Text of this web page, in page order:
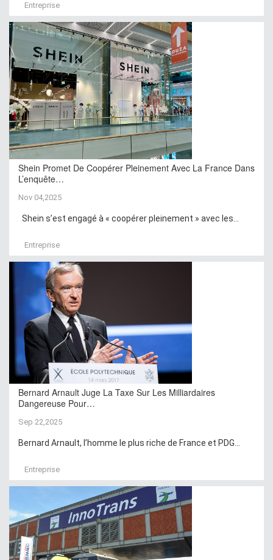
Entreprise
Shein Promet De Coopérer Pleinement Avec La France Dans
L’enquête…
Nov 04,2025
Shein s’est engagé à « coopérer pleinement » avec les...
Entreprise
Bernard Arnault Juge La Taxe Sur Les Milliardaires
Dangereuse Pour…
Sep 22,2025
Bernard Arnault, l’homme le plus riche de France et PDG...
Entreprise